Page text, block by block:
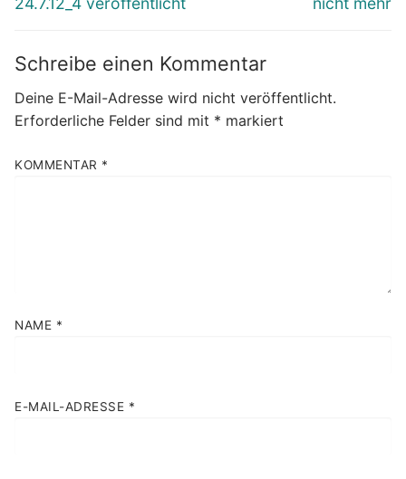
Schreibe einen Kommentar
Deine E-Mail-Adresse wird nicht veröffentlicht.
Erforderliche Felder sind mit * markiert
KOMMENTAR *
NAME *
E-MAIL-ADRESSE *